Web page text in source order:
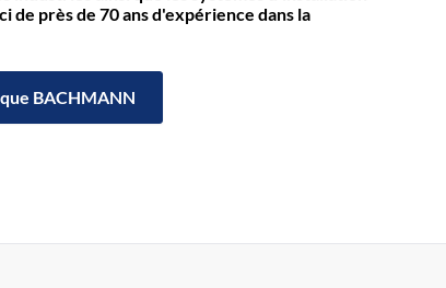
de près de 70 ans d'expérience dans la
BACHMANN